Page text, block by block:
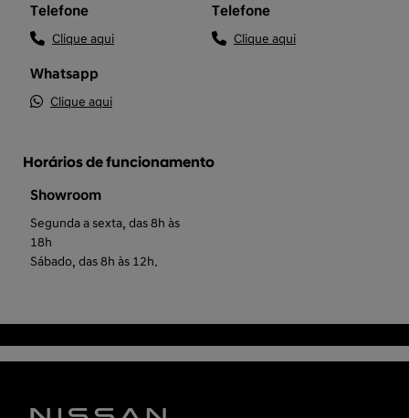
Telefone
Clique aqui
Telefone
Clique aqui
Whatsapp
Clique aqui
Horários de funcionamento
Showroom
Segunda a sexta, das 8h às
18h
Sábado, das 8h às 12h.